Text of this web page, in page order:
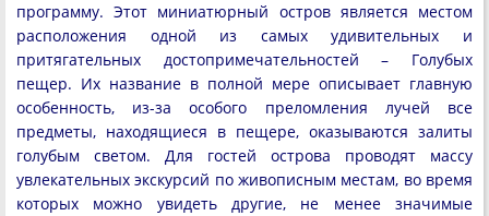
программу. Этот миниатюрный остров является местом
расположения одной из самых удивительных и
притягательных достопримечательностей – Голубых
пещер. Их название в полной мере описывает главную
особенность, из-за особого преломления лучей все
предметы, находящиеся в пещере, оказываются залиты
голубым светом. Для гостей острова проводят массу
увлекательных экскурсий по живописным местам, во время
которых можно увидеть другие, не менее значимые